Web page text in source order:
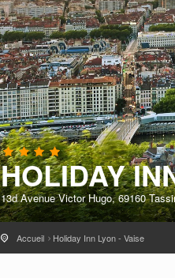
HOLIDAY
13d Avenue Victor Hugo, 69160
Accueil Holiday Inn Lyon - Vaise